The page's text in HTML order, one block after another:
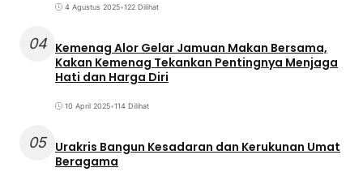
4 Agustus 2025•122 Dilihat
04 Kemenag Alor Gelar Jamuan Makan Bersama,
Kakan Kemenag Tekankan Pentingnya Menjaga
Hati dan Harga Diri
10 April 2025•114 Dilihat
05 Urakris Bangun Kesadaran dan Kerukunan Umat
Beragama